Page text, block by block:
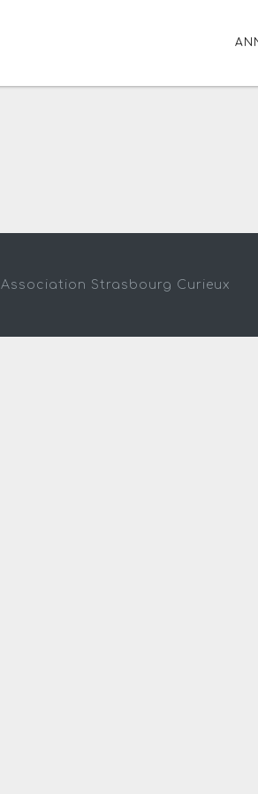
Association Strasbourg Curieux